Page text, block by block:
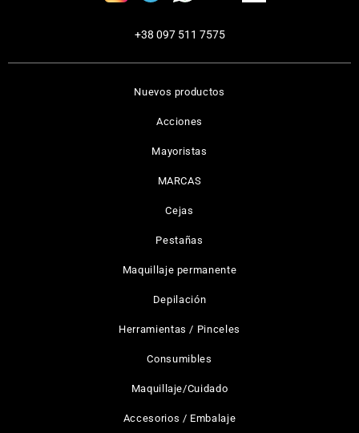
Nuevos productos
Acciones
Mayoristas
MARCAS
Cejas
Pestañas
Maquillaje permanente
Depilación
Herramientas / Pinceles
Consumibles
Maquillaje/Cuidado
Accesorios / Embalaje
+38 097 511 7575